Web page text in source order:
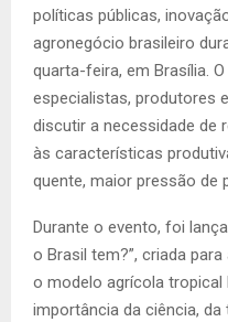
políticas públicas,
agronegócio brasileiro
quarta-feira, em Brasília.
especialistas, produtores
discutir a necessidade de
às características
quente, maior pressão de
Durante o evento, foi
o Brasil tem?”, criada
o modelo agrícola tropical
importância da ciência,